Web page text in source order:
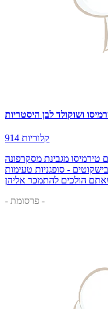
ושוקולד לבן היסטריות
914 קלוריות
טירמיסו מגבינת מסקרפונה
- סופגניות טעימות
הולכים להתמכר אליהן
- פרסומת -